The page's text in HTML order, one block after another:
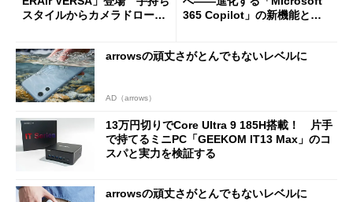
スタイルからカメラドローン
365 Copilot」の新機能とエ
arrowsの頑丈さがとんでもないレベルに
AD（arrows）
13万円切りでCore Ultra 9 185H搭載！ 片手
で持てるミニPC「GEEKOM IT13 Max」のコ
スパと実力を検証する
arrowsの頑丈さがとんでもないレベルに